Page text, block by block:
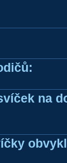
na